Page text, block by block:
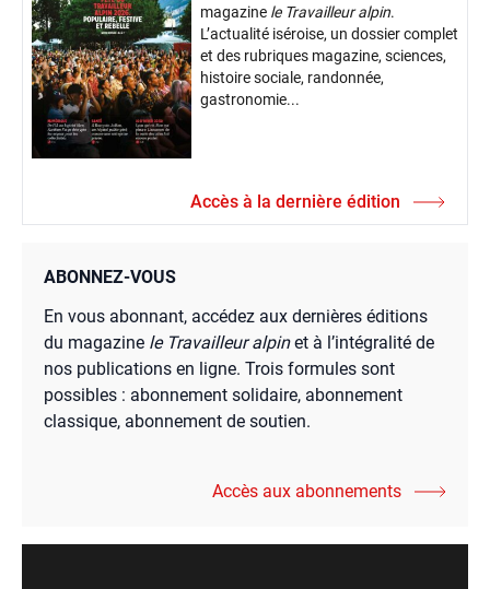
magazine le Travailleur alpin.
L’actualité iséroise, un dossier complet
et des rubriques magazine, sciences,
histoire sociale, randonnée,
gastronomie...
Accès à la dernière édition
ABONNEZ-VOUS
En vous abonnant, accédez aux dernières éditions
du magazine le Travailleur alpinet à l’intégralité de
nos publications en ligne. Trois formules sont
possibles : abonnement solidaire, abonnement
classique, abonnement de soutien.
Accès aux abonnements